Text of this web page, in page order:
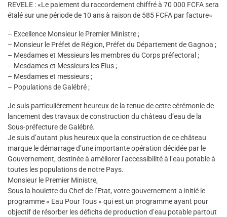
REVELE : «Le paiement du raccordement chiffré à 70 000 FCFA sera
étalé sur une période de 10 ans à raison de 585 FCFA par facture»
– Excellence Monsieur le Premier Ministre ;
– Monsieur le Préfet de Région, Préfet du Département de Gagnoa ;
– Mesdames et Messieurs les membres du Corps préfectoral ;
– Mesdames et Messieurs les Elus ;
– Mesdames et messieurs ;
– Populations de Galébré ;
Je suis particulièrement heureux de la tenue de cette cérémonie de
lancement des travaux de construction du château d’eau de la
Sous-préfecture de Galébré.
Je suis d’autant plus heureux que la construction de ce château
marque le démarrage d’une importante opération décidée par le
Gouvernement, destinée à améliorer l’accessibilité à l’eau potable à
toutes les populations de notre Pays.
Monsieur le Premier Ministre,
Sous la houlette du Chef de l’Etat, votre gouvernement a initié le
programme « Eau Pour Tous » qui est un programme ayant pour
objectif de résorber les déficits de production d’eau potable partout